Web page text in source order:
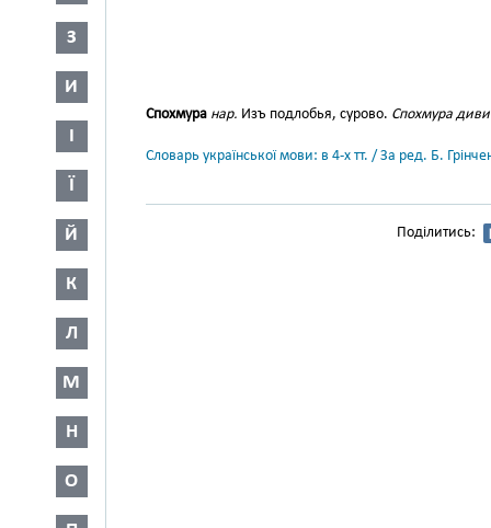
З
И
І
Ї
Й
К
Л
М
Н
О
Спохмура нар. Изъ подлобья, сурово. Спохмура
Словарь української мови: в 4-х тт. / За ред. Б.
Поділитись: